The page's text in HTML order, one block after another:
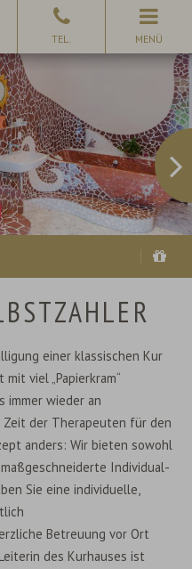
MENÜ
einer klassischen Kur
viel „Papierkram“
immer wieder an
Zeit der Therapeuten für den
anders: Wir bieten sowohl
Individual-
Sie eine individuelle,
Betreuung vor Ort
des Kurhauses ist